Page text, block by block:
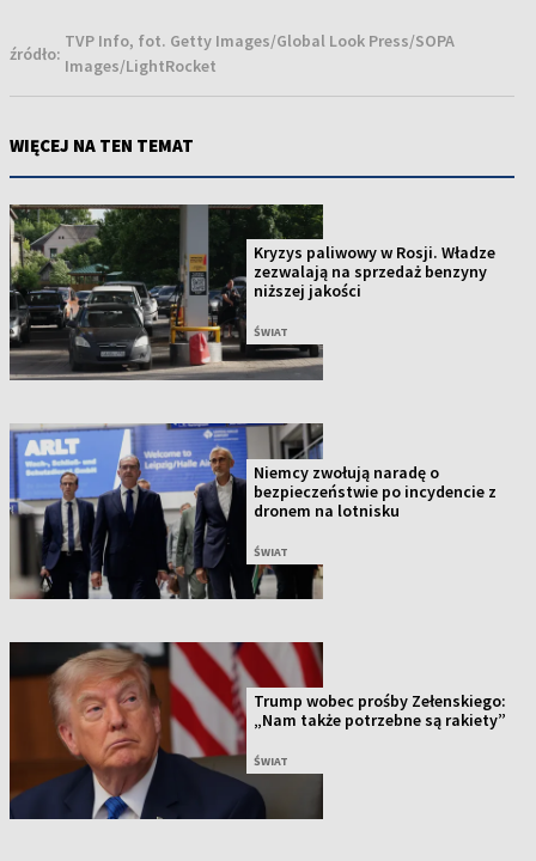
źródło:
TVP Info, fot. Getty Images/Global Look Press/SOPA
Images/LightRocket
WIĘCEJ NA TEN TEMAT
Kryzys paliwowy w Rosji. Władze
zezwalają na sprzedaż benzyny
niższej jakości
ŚWIAT
Niemcy zwołują naradę o
bezpieczeństwie po incydencie z
dronem na lotnisku
ŚWIAT
Trump wobec prośby Zełenskiego:
„Nam także potrzebne są rakiety”
ŚWIAT